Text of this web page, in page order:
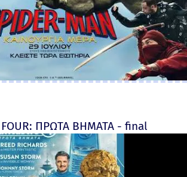
FOUR: ΠΡΩΤΑ ΒΗΜΑΤΑ - final